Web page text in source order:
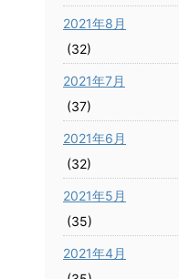
2021年8月
(32)
2021年7月
(37)
2021年6月
(32)
2021年5月
(35)
2021年4月